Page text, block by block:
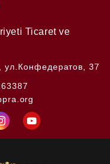
Ticaret ve
ул.Конфедератов, 37